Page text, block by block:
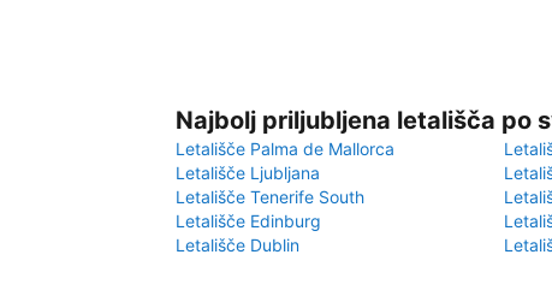
Najbolj priljubljena letališča po
Letališče Palma de Mallorca
Letališče Ljubljana
Letališče Tenerife South
Letališče Edinburg
Letališče Dublin